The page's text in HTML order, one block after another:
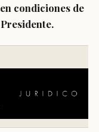
condiciones de